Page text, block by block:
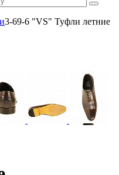
3-69-6 "VS" Туфли летние